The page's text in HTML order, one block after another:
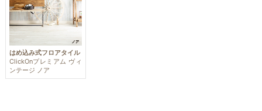
はめ込み式フロアタイル
ClickOnプレミアム ヴィ
ンテージ ノア